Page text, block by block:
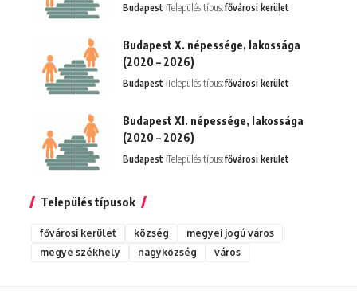
Budapest Település típus:fővárosi kerület
Budapest X. népessége, lakossága
(2020 – 2026)
Budapest Település típus:fővárosi kerület
Budapest XI. népessége, lakossága
(2020 – 2026)
Budapest Település típus:fővárosi kerület
Település típusok
fővárosi kerület község
megyei jogú város
megye székhely
nagyközség város